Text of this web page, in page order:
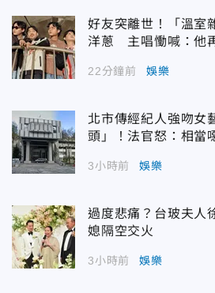
好友突離世！「溫室
洋蔥 主唱慟喊：他
22分鐘前 娛樂
北市傳經紀人強吻女
頭」！法官怒：相當
3小時前 娛樂
過度悲痛？台玻夫人
媳隔空交火
3小時前 娛樂